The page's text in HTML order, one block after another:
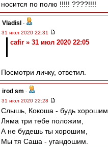
носится по полю !!!!! ????!!!!
Vladisl
-
31 июл 2020 22:31
cafir » 31 июл 2020 22:05
Посмотри личку, ответил.
irod sm -
31 июл 2020 22:28
Слышь, Кокоша - будь хорошим
Ляма три тебе положим,
А не будешь ты хорошим,
Мы тя Саша - угандошим.